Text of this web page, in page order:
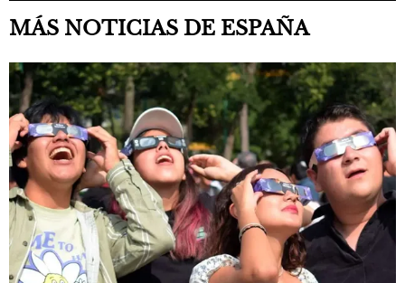
MÁS NOTICIAS DE ESPAÑA